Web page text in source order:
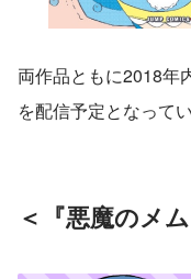
両作品ともに2018年
を配信予定となってい
＜『悪魔のメ